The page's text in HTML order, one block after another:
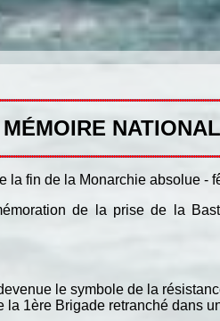
MÉMOIRE
la fin de la Monarchie absolue -
de la prise de la
le symbole de la
1ère Brigade retranché dans